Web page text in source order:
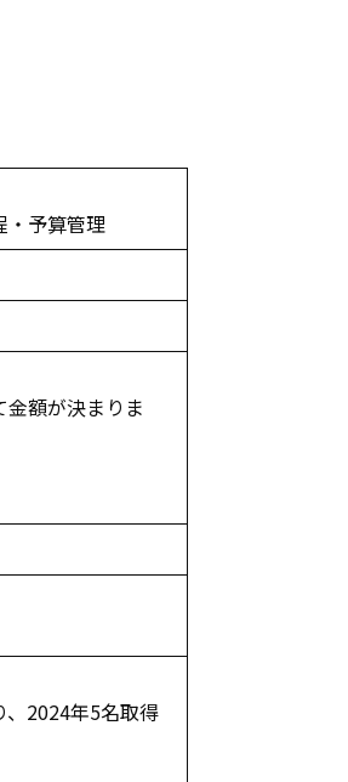
・予算管理
額が決まりま
2024年5名取得